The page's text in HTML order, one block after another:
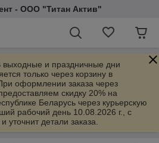
- ООО "Титан Актив"
и праздничные дни
только через корзину в
оформлении заказа через
скидку 20% на
Беларусь через курьерскую
рабочий день 10.08.2026 г., с
детали заказа.